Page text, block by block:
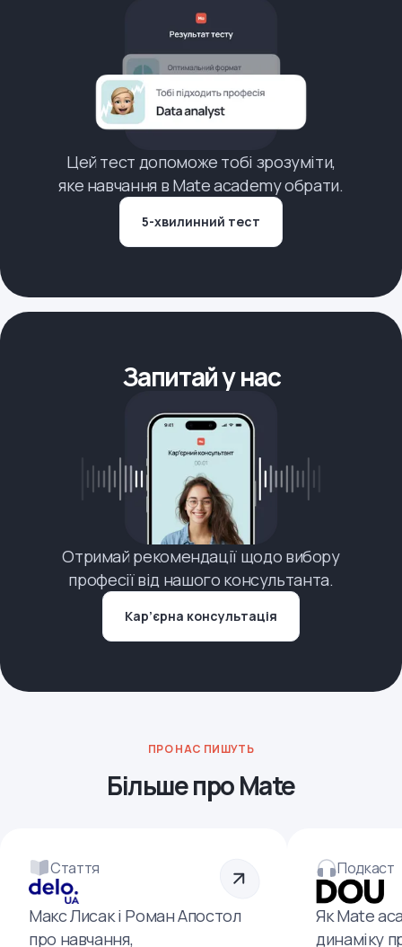
Цей тест допоможе тобі зрозуміти,
яке навчання в Mate academy обрати.
5-хвилинний тест
Запитай у нас
Отримай рекомендації щодо вибору
професії від нашого консультанта.
Кар’єрна консультація
ПРО НАС ПИШУТЬ
Більше про Mate
Стаття
Макс Лисак і Роман Апостол
про навчання,
Подкаст
Як Mate
динаміку